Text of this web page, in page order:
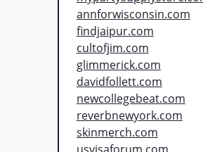
annforwisconsin.com
findjaipur.com
cultofjim.com
glimmerick.com
davidfollett.com
newcollegebeat.com
reverbnewyork.com
skinmerch.com